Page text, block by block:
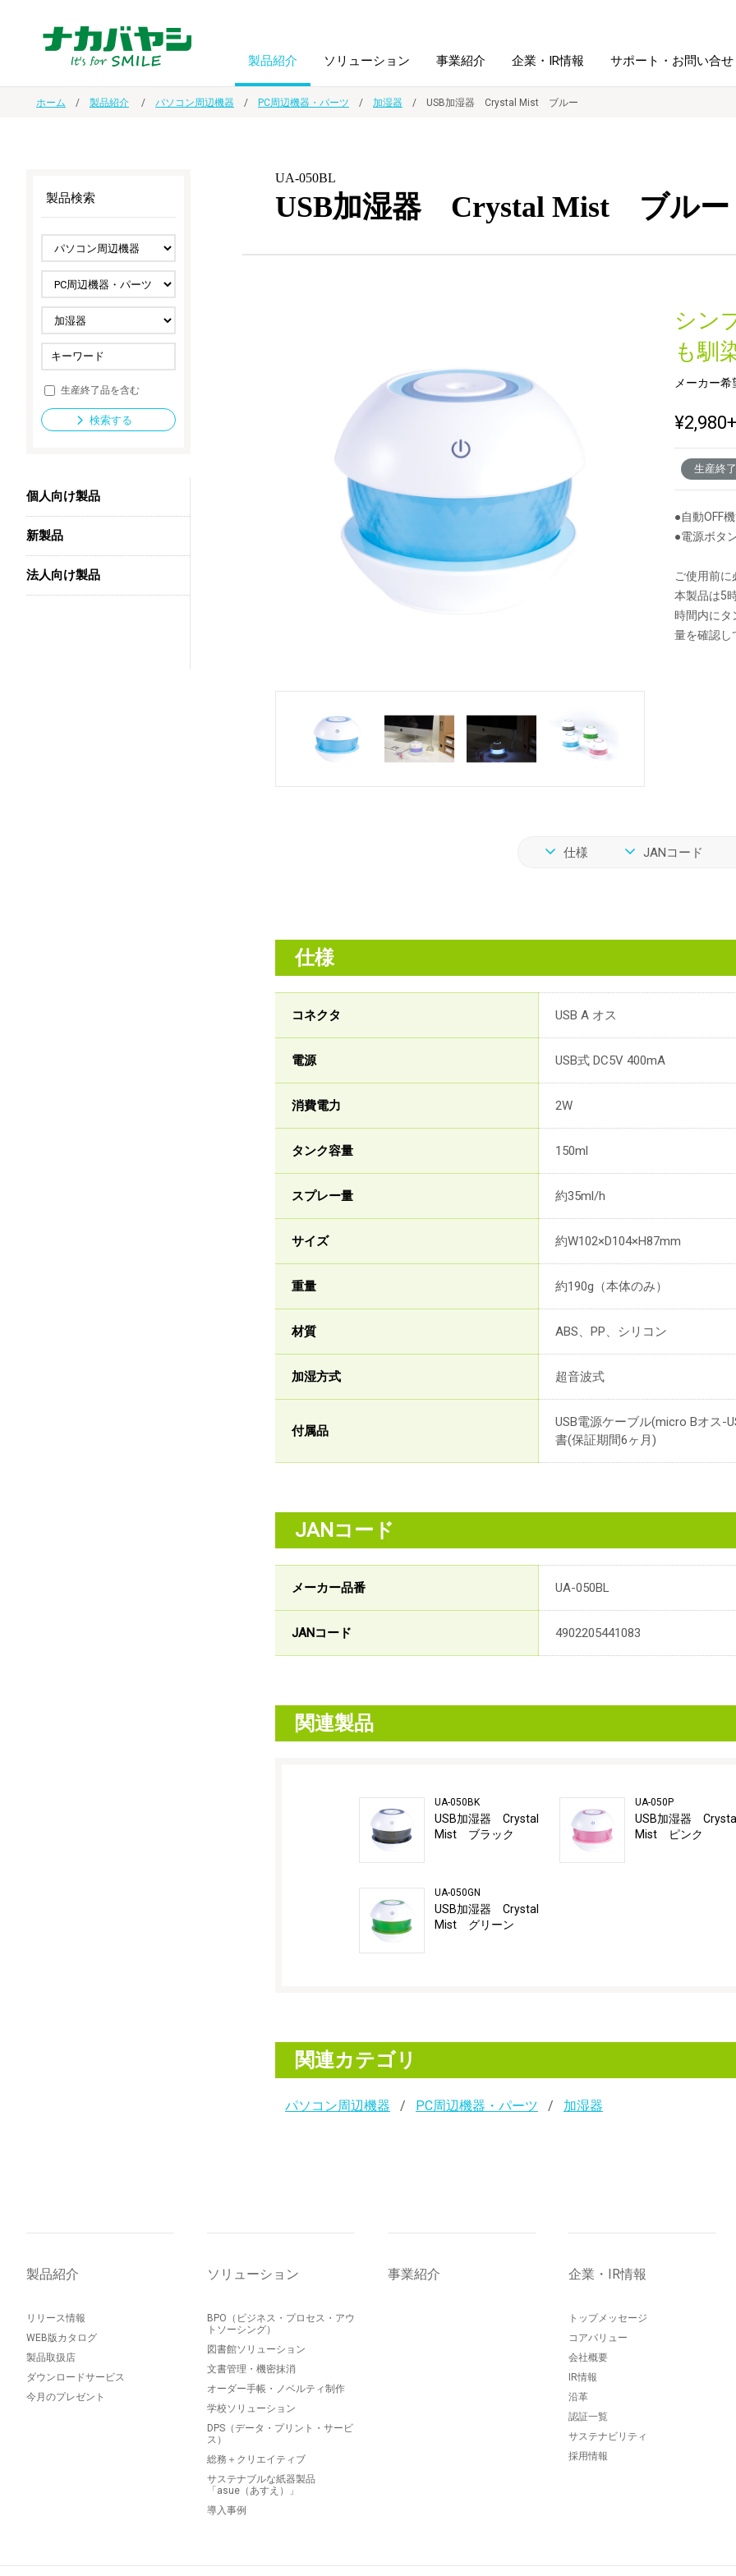
製品紹介
ノート・紙製品
ファイル・
ホルダー用品
スマートフォン・
タブレット関連
セキュリティ用品
法人向け製品
ソリューション
オーダー手帳・ノベルティ制作 学校ソリューション
ドキュメントスキャニングサービス
導入事例
事業紹介 企業・IR情報
IR情報 沿革
サステナビリティ
サポート・お問い合せ
ホーム 製品紹介 パソコン周辺機器 PC周辺機器・パーツ 加湿器 USB加湿器 Crystal Mist ブルー
UA-050BL
USB加湿器 Crystal Mist ブルー
シン
も馴
メーカー
¥2,980
生産終
●自動OFF
●電源ボタ
ご使用前
本製品は5
時間内にタ
量を確認し
仕様 JANコード
仕様
コネクタ USB A オス
電源 USB式 DC5V 400mA
消費電力 2W
タンク容量 150ml
スプレー量 約35ml/h
サイズ 約W102×D104×H87mm
重量 約190g（本体のみ）
材質 ABS、PP、シリコン
加湿方式 超音波式
付属品
USB電源ケーブル(micro Bオス-
書(保証期間6ヶ月)
JANコード
メーカー品番 UA-050BL
JANコード 4902205441083
関連製品
UA-050BK
USB加湿器 Crystal
Mist ブラック
UA-050GN
USB加湿器 Crystal
Mist グリーン
UA-050P
USB加湿器
Mist ピンク
関連カテゴリ
パソコン周辺機器 PC周辺機器・パーツ 加湿器
製品検索
生産終了品を含む
検索する
個人向け製品
新製品
法人向け製品
製品紹介
リリース情報
WEB版カタログ
製品取扱店
ダウンロードサービス
今月のプレゼント
ソリューション
BPO（ビジネス・プロセス・アウ
トソーシング）
図書館ソリューション
文書管理・機密抹消
オーダー手帳・ノベルティ制作
学校ソリューション
DPS（データ・プリント・サービ
ス）
総務＋クリエイティブ
サステナブルな紙器製品
「asue（あすえ）」
導入事例
事業紹介 企業・IR情報
トップメッセージ
コアバリュー
会社概要
IR情報
沿革
認証一覧
サステナビリティ
採用情報